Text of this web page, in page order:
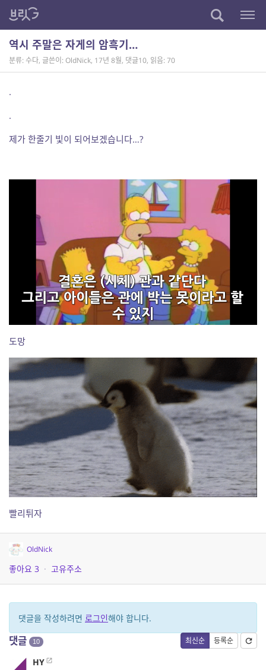
역시 주말은 자게의 암흑기…
분류: 수다, 글쓴이: OldNick, 17년 8월, 댓글10, 읽음: 70
.
.
제가 한줄기 빛이 되어보겠습니다…?
도망
빨리튀자
OldNick
좋아요 3 · 고유주소
댓글을 작성하려면 로그인해야 합니다.
최신순 등록순
댓글 10
HY